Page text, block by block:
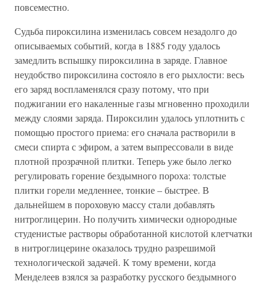
повсеместно.
Судьба пироксилина изменилась совсем незадолго до
описываемых событий, когда в 1885 году удалось
замедлить вспышку пироксилина в заряде. Главное
неудобство пироксилина состояло в его рыхлости: весь
его заряд воспламенялся сразу потому, что при
поджигании его накаленные газы мгновенно проходили
между слоями заряда. Пироксилин удалось уплотнить с
помощью простого приема: его сначала растворили в
смеси спирта с эфиром, а затем выпрессовали в виде
плотной прозрачной плитки. Теперь уже было легко
регулировать горение бездымного пороха: толстые
плитки горели медленнее, тонкие – быстрее. В
дальнейшем в пороховую массу стали добавлять
нитроглицерин. Но получить химически однородные
студенистые растворы обработанной кислотой клетчатки
в нитроглицерине оказалось трудно разрешимой
технологической задачей. К тому времени, когда
Менделеев взялся за разработку русского бездымного